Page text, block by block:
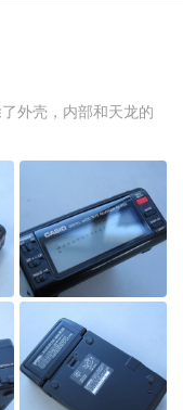
外壳，内部和天龙的